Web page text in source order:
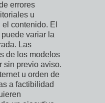
errores
u
contenido. El
variar la
Las
de los modelos
sin previo aviso.
u orden de
a factibilidad